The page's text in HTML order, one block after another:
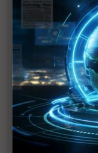
智慧製造需求普
InnoVEX新創
技
緯穎攜手中華電
中磊展出全系列